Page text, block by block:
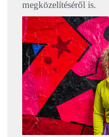
megközelítéséről is.